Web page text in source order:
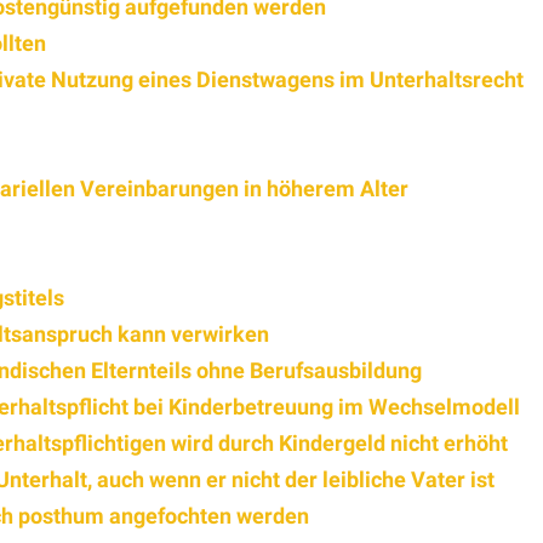
aufgefunden werden
Nutzung eines Dienstwagens im Unterhaltsrecht
Vereinbarungen in höherem Alter
kann verwirken
­Elternteils ohne Berufsausbildung
bei Kinderbetreuung im Wechselmodell
wird durch Kindergeld nicht erhöht
auch wenn er nicht der leibliche Vater ist
posthum angefochten werden